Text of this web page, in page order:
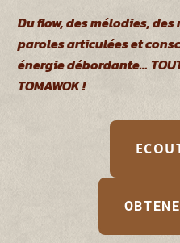
Du flow, des mélodies,
paroles articulées et
énergie débordante…
TOMAWOK !